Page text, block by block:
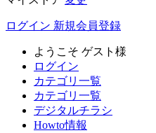
ログイン 新規会員登録
ようこそ ゲスト様
ログイン
カテゴリ一覧
カテゴリ一覧
デジタルチラシ
Howto情報